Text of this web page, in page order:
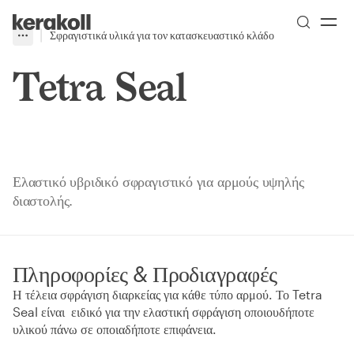
Go to Homepage
More
Toggle menu
Σφραγιστικά υλικά για τον κατασκευαστικό κλάδο
Tetra Seal
Ελαστικό υβριδικό σφραγιστικό για αρμούς υψηλής
διαστολής.
Πληροφορίες & Προδιαγραφές
Η τέλεια σφράγιση διαρκείας για κάθε τύπο αρμού. Το Tetra
Seal είναι ειδικό για την ελαστική σφράγιση οποιουδήποτε
υλικού πάνω σε οποιαδήποτε επιφάνεια.